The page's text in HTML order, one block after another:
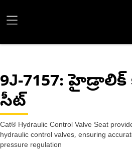
9J-7157: హైడ్రాలిక్
సీట్
Cat® Hydraulic Control Valve Seat
hydraulic control valves, ensuring
pressure regulation